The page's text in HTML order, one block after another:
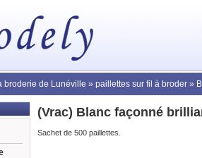
broderie de Lunéville » paillettes sur fil à broder »
(Vrac) Blanc façonné
Sachet de 500 paillettes.